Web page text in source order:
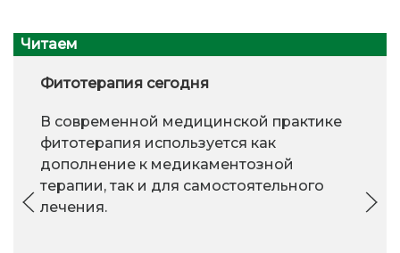
Читаем
Фитотерапия сегодня
В современной медицинской практике
фитотерапия используется как
дополнение к медикаментозной
терапии, так и для самостоятельного
лечения.